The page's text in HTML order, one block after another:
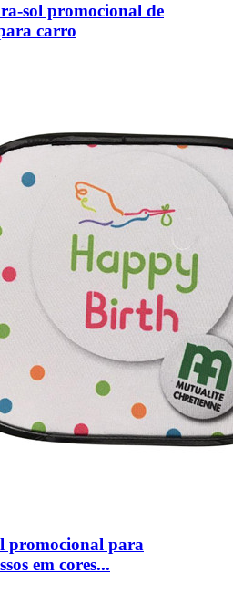
sol promocional de
carro
promocional para
em cores...